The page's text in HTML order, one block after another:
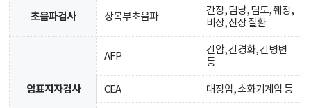
초음파검사 상복부초음파
간장, 담낭, 담도, 췌장,
비장, 신장 질환
암표지자검사
AFP
간암, 간경화, 간병변
등
CEA 대장암, 소화기계암 등